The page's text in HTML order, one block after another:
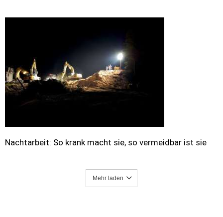
Nachtarbeit: So krank macht sie, so vermeidbar ist sie
Mehr laden